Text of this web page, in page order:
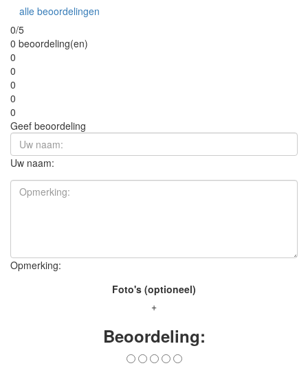
alle beoordelingen
0/5
0 beoordeling(en)
0
0
0
0
0
Geef beoordeling
Uw naam:
Opmerking:
Foto's (optioneel)
+
Beoordeling: